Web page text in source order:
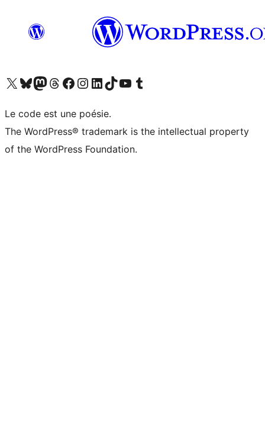
Visitez notre compte X (précédemment Twitter)
Visiter notre compte Bluesky
Visiter notre compte Mastodon
Visiter notre compte Threads
Consulter notre compte Facebook
Consulter notre compte Instagram
Consulter notre compte LinkedIn
Visiter notre compte TokTok
Visiter notre chaîne YouTube
Visiter notre compte Tumblr
Le code est une poésie.
The WordPress® trademark is the intellectual property
of the WordPress Foundation.